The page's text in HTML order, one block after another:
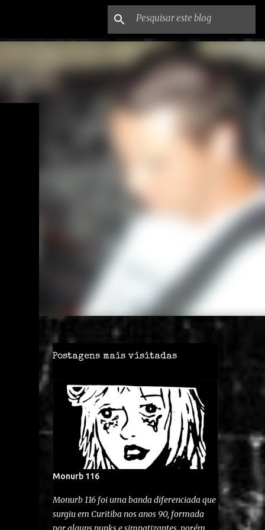
Postagens mais visitadas
Monurb 116
Monurb 116 foi uma banda diferenciada que
surgiu em Curitiba nos anos 90, formada